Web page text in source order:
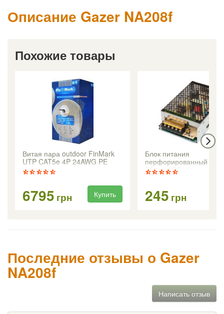
Описание Gazer NA208f
Похожие товары
Витая пара outdoor FinMark
UTP CAT5e 4P 24AWG PE
6795 грн Купить
Блок питания
перфорированный
PS-1250PB
245 грн
Последние отзывы о Gazer
NA208f
Написать отзыв